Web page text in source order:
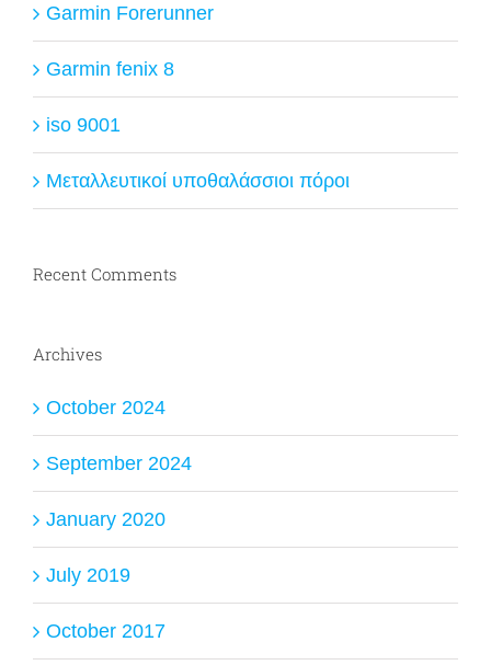
Garmin Forerunner
Garmin fenix 8
iso 9001
Μεταλλευτικοί υποθαλάσσιοι πόροι
Recent Comments
Archives
October 2024
September 2024
January 2020
July 2019
October 2017